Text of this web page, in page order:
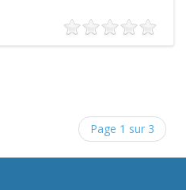
Page 1 sur 3